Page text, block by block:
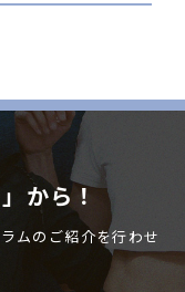
」から！
ムのご紹介を行わせ